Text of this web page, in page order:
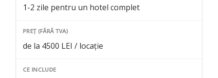
1-2 zile pentru un hotel complet
de la 4500 LEI / locație